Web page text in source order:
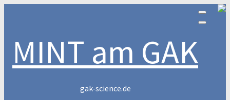
MINT am GAK
gak-science.de